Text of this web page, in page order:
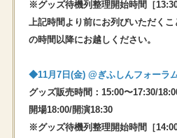
※グッズ待機列整理開始時間［13:30
上記時間より前にお列びいただく
の時間以降にお越しください。
◆11⽉7⽇(⾦) @ぎふしんフォーラ
グッズ販売時間：15:00〜17:30/
開場18:00/開演18:30
※グッズ待機列整理開始時間［14:00